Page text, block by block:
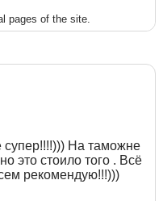
pages of the site.
На таможне
это стоило того . Всё
рекомендую!!!)))